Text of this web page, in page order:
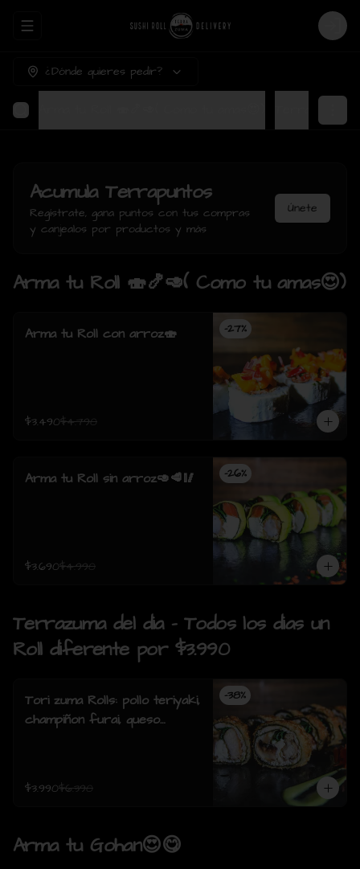
Abrir menu de navegación Login
¿Dónde quieres pedir?
AcumulaTerrapuntos
Regístrate, gana puntos con tus compras
y canjealos por productos y más
Únete
Arma tu Roll 🍣🍤🥑( Como tu amas😍)
-27%
Arma tu Roll con arroz🍣
$3.490$4.790
-26%
Arma tu Roll sin arroz🥑🥩🥢
$3.690$4.990
Terrazuma del dia - Todos los dias un
Roll diferente por $3.990
-38%
Tori zuma Rolls: pollo teriyaki,
champiñon furai, queso
$3.990$6.390
Arma tu Gohan😍😋